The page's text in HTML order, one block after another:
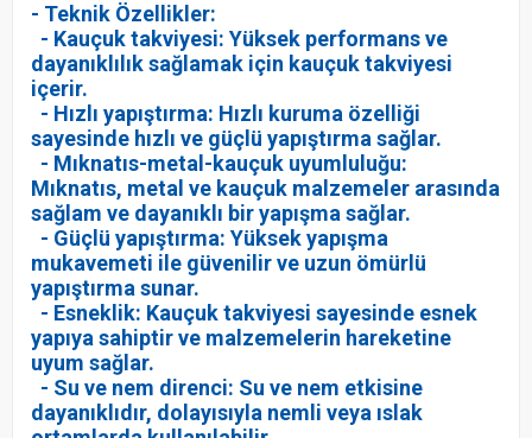
- Teknik Özellikler:
- Kauçuk takviyesi: Yüksek performans ve
dayanıklılık sağlamak için kauçuk takviyesi
içerir.
- Hızlı yapıştırma: Hızlı kuruma özelliği
sayesinde hızlı ve güçlü yapıştırma sağlar.
- Mıknatıs-metal-kauçuk uyumluluğu:
Mıknatıs, metal ve kauçuk malzemeler arasında
sağlam ve dayanıklı bir yapışma sağlar.
- Güçlü yapıştırma: Yüksek yapışma
mukavemeti ile güvenilir ve uzun ömürlü
yapıştırma sunar.
- Esneklik: Kauçuk takviyesi sayesinde esnek
yapıya sahiptir ve malzemelerin hareketine
uyum sağlar.
- Su ve nem direnci: Su ve nem etkisine
dayanıklıdır, dolayısıyla nemli veya ıslak